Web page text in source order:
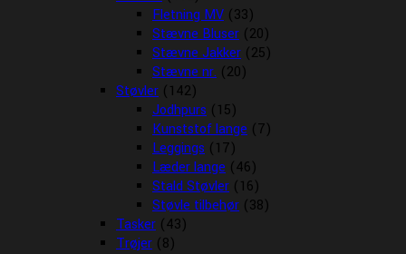
Fletning MV (33)
Stævne Bluser (20)
Stævne Jakker (25)
Stævne nr. (20)
Støvler (142)
Jodhpurs (15)
Kunststof lange (7)
Leggings (17)
Læder lange (46)
Stald Støvler (16)
Støvle tilbehør (38)
Tasker (43)
Trøjer (8)